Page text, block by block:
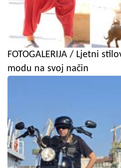
FOTOGALERIJA / Ljetni
modu na svoj način